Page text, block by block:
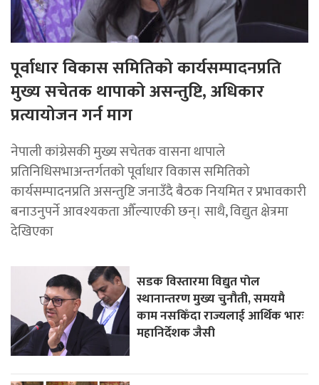
पूर्वाधार विकास समितिको कार्यसम्पादनप्रति
मुख्य सचेतक थापाको असन्तुष्टि, अधिकार
प्रत्यायोजन गर्न माग
नेपाली कांग्रेसकी मुख्य सचेतक वासना थापाले
प्रतिनिधिसभाअन्तर्गतको पूर्वाधार विकास समितिको
कार्यसम्पादनप्रति असन्तुष्टि जनाउँदै बैठक नियमित र प्रभावकारी
बनाउनुपर्ने आवश्यकता औँल्याएकी छन्। साथै, विद्युत क्षेत्रमा
देखिएका
सडक विस्तारमा विद्युत पोल
स्थानान्तरण मुख्य चुनौती, समयमै
काम नसकिँदा राज्यलाई आर्थिक भारः
महानिर्देशक जैसी